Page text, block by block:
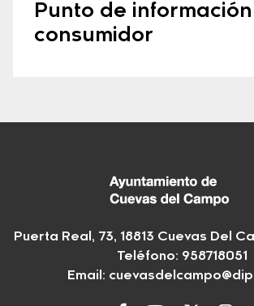
Punto de información
consumidor
Puerta Real, 73, 18813 Cuevas Del
Teléfono: 958718051
Email: